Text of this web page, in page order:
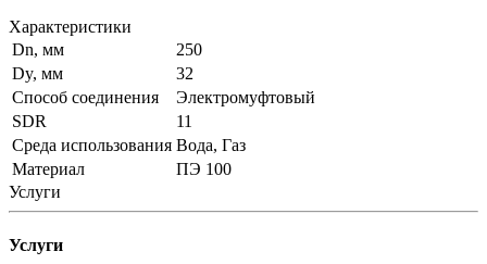
Характеристики
Dn, мм
250
Dy, мм
32
Способ соединения
Электромуфтовый
SDR
11
Среда использования Вода, Газ
Материал
ПЭ 100
Услуги
Услуги